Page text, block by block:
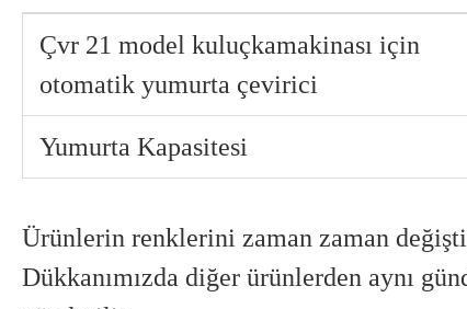
Çvr 21 model kuluçkamakinası için
otomatik yumurta çevirici
Yumurta Kapasitesi
Ürünlerin renklerini zaman zaman
Dükkanımızda diğer ürünlerden aynı